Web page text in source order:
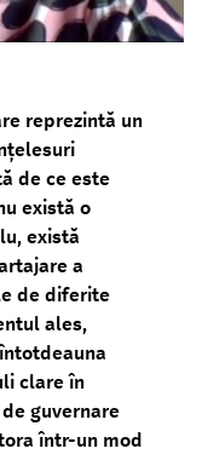
reprezintă un
de ce este
există o
există
a
de diferite
ales,
clare în
guvernare
într-un mod